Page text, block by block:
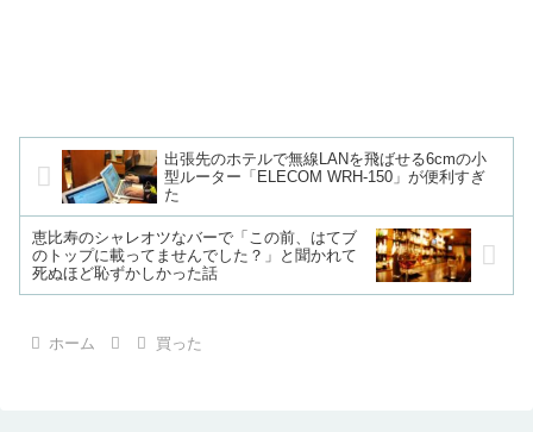
出張先のホテルで無線LANを飛ばせる6cmの小
型ルーター「ELECOM WRH-150」が便利すぎ
た
恵比寿のシャレオツなバーで「この前、はてブ
のトップに載ってませんでした？」と聞かれて
死ぬほど恥ずかしかった話
ホーム 買った